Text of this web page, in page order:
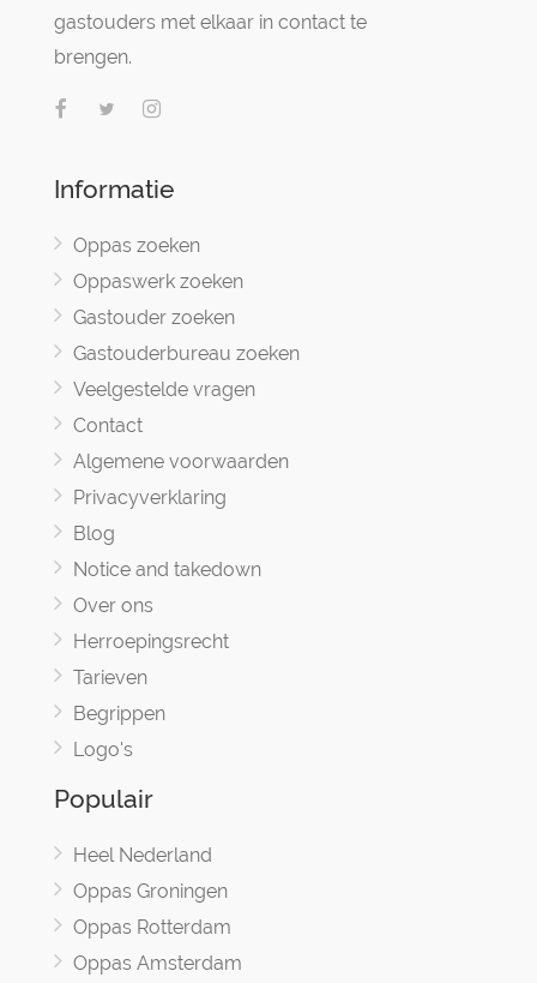
gastouders met elkaar in contact te
brengen.
Informatie
Oppas zoeken
Oppaswerk zoeken
Gastouder zoeken
Gastouderbureau zoeken
Veelgestelde vragen
Contact
Algemene voorwaarden
Privacyverklaring
Blog
Notice and takedown
Over ons
Herroepingsrecht
Tarieven
Begrippen
Logo's
Populair
Heel Nederland
Oppas Groningen
Oppas Rotterdam
Oppas Amsterdam